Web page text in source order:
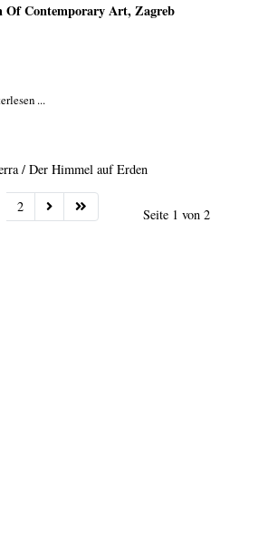
Of Contemporary Art, Zagreb
...
/ Der Himmel auf Erden
Seite 1 von 2
2